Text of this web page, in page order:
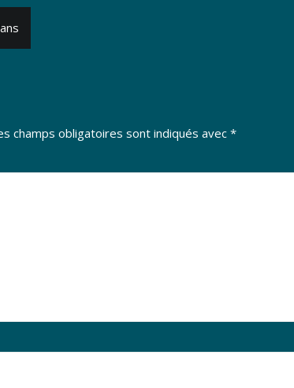
champs obligatoires sont indiqués avec *